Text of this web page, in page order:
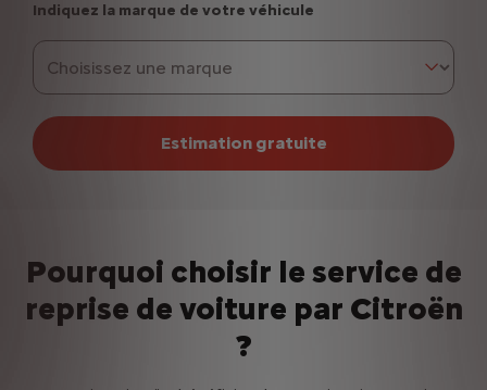
Indiquez la marque de votre véhicule
Estimation gratuite
Pourquoi choisir le service de
reprise de voiture par Citroën
?